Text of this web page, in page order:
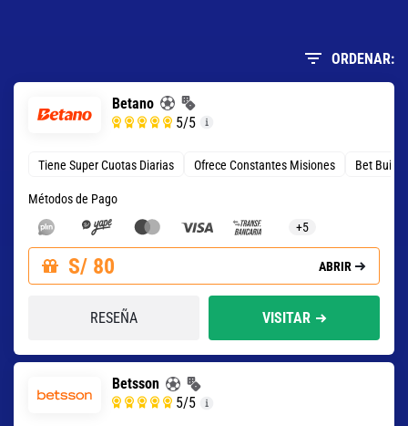
ORDENAR:
Betano
5/5
Tiene Super Cuotas Diarias Ofrece Constantes Misiones Bet
Métodos de Pago
+5
S/ 80 ABRIR
RESEÑA VISITAR
Betsson
5/5